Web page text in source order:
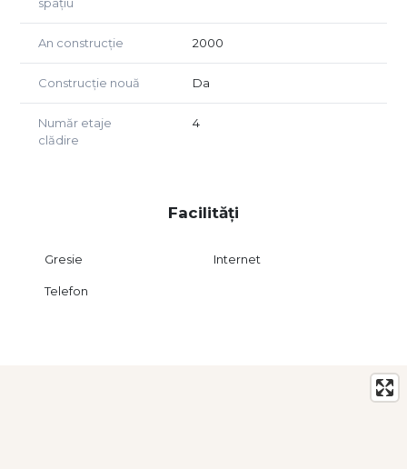
An construcție 2000
Construcție nouă Da
Număr etaje
clădire
4
Facilități
Gresie Internet
Telefon